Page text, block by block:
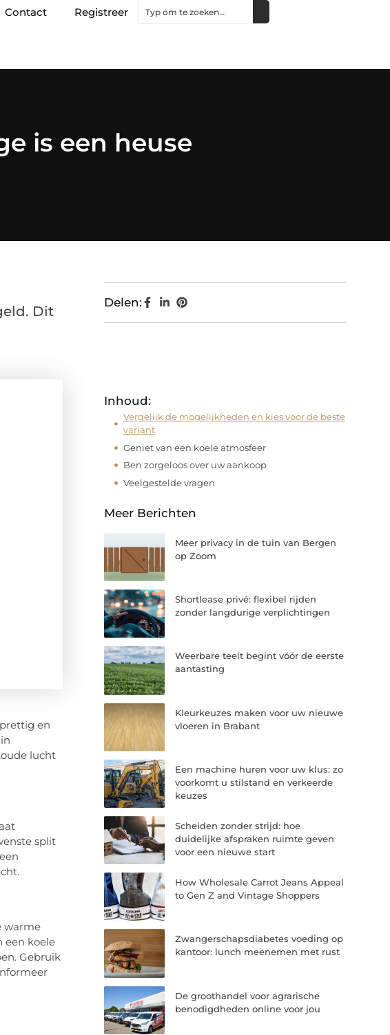
Contact Registreer
is een heuse
Dit
en
lucht
split
warme
een koele
Gebruik
Delen:
Inhoud:
Vergelijk de mogelijkheden en kies voor de beste
variant
Geniet van een koele atmosfeer
Ben zorgeloos over uw aankoop
Veelgestelde vragen
Meer Berichten
Meer privacy in de tuin van Bergen
op Zoom
Shortlease privé: flexibel rijden
zonder langdurige verplichtingen
Weerbare teelt begint vóór de eerste
aantasting
Kleurkeuzes maken voor uw nieuwe
vloeren in Brabant
Een machine huren voor uw klus: zo
voorkomt u stilstand en verkeerde
keuzes
Scheiden zonder strijd: hoe
duidelijke afspraken ruimte geven
voor een nieuwe start
How Wholesale Carrot Jeans Appeal
to Gen Z and Vintage Shoppers
Zwangerschapsdiabetes voeding op
kantoor: lunch meenemen met rust
De groothandel voor agrarische
benodigdheden online voor jou